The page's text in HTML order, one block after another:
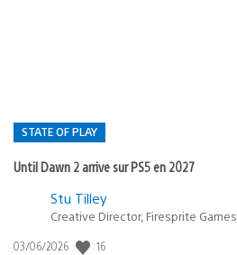
STATE OF PLAY
Until Dawn 2 arrive sur PS5 en 2027
Postée
:
Stu Tilley
Creative Director, Firesprite Games
Date
03/06/2026 16